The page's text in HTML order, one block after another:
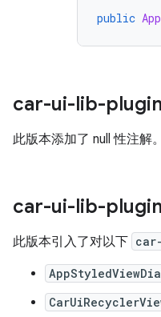
public
car-ui-lib-
此版本添加了 null 性注解。
car-ui-lib-
此版本引入了对以下